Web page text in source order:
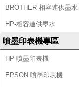
BROTHER-相容連供墨水
HP-相容連供墨水
噴墨印表機專區
HP 噴墨印表機
EPSON 噴墨印表機